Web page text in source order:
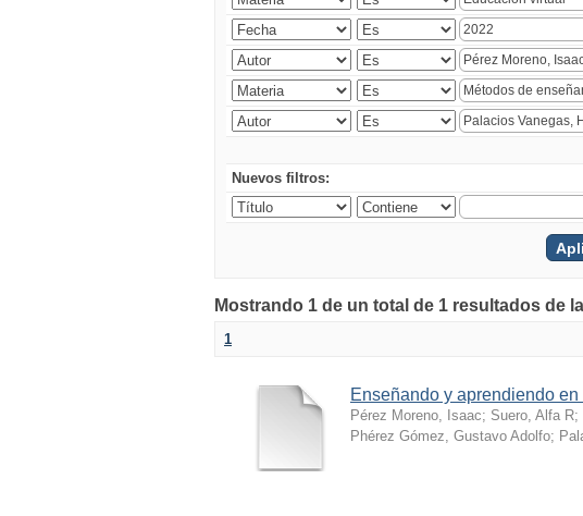
Nuevos filtros:
Mostrando 1 de un total de 1 resultados de
1
Enseñando y aprendiendo
Pérez Moreno, Isaac; Suero, Alfa R;
Phérez Gómez, Gustavo Adolfo;